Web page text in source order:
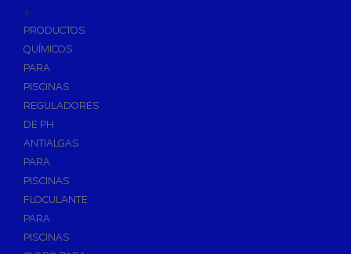
+
PRODUCTOS
QUÍMICOS
PARA
PISCINAS
REGULADORES
DE PH
ANTIALGAS
PARA
PISCINAS
FLOCULANTE
PARA
PISCINAS